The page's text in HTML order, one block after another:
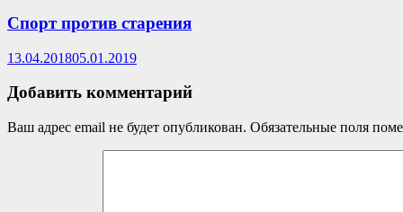
Спорт против старения
13.04.201805.01.2019
Добавить комментарий
Ваш адрес email не будет опубликован. Обязательные поля